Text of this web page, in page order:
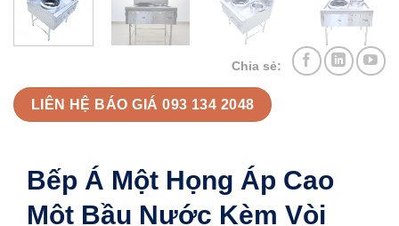
Chia sẻ:
LIÊN HỆ BÁO GIÁ 093 134 2048
Bếp Á Một Họng Áp Cao
Một Bầu Nước Kèm Vòi